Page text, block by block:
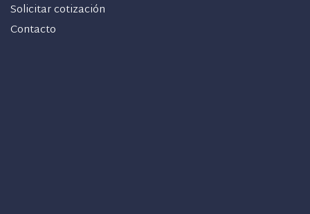
Solicitar cotización
Contacto